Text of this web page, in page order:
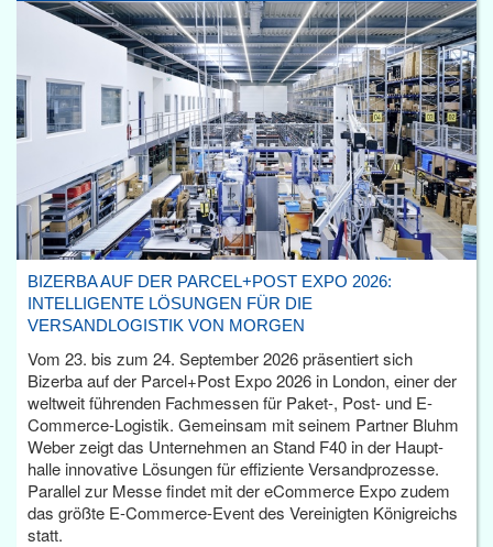
BIZERBA AUF DER PARCEL+POST EXPO 2026:
INTELLIGENTE LÖSUNGEN FÜR DIE
VERSANDLOGISTIK VON MORGEN
Vom 23. bis zum 24. September 2026 präsentiert sich
Bizerba auf der Parcel+Post Expo 2026 in London, einer der
weltweit führenden Fachmessen für Paket-, Post- und E-
Commerce-Logistik. Gemeinsam mit seinem Partner Bluhm
Weber zeigt das Unternehmen an Stand F40 in der Haupt­
halle innovative Lösungen für effiziente Versandprozesse.
Parallel zur Messe findet mit der eCommerce Expo zudem
das größte E-Commerce-Event des Vereinigten Königreichs
statt.